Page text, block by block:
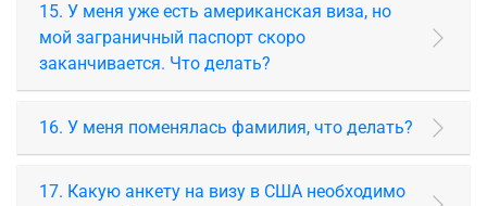
15. У меня уже есть американская виза, но
мой заграничный паспорт скоро
заканчивается. Что делать?
16. У меня поменялась фамилия, что делать?
17. Какую анкету на визу в США необходимо